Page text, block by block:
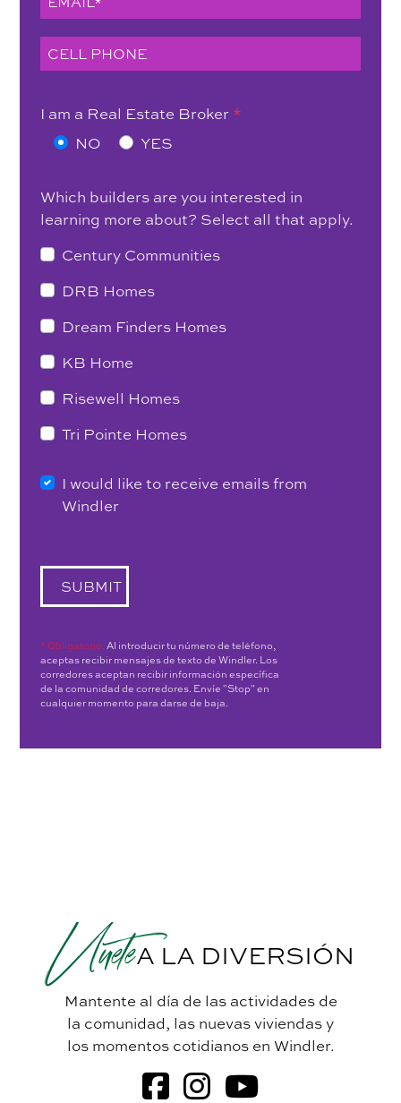
I am a Real Estate Broker *
NO
YES
Which builders are you interested in
learning more about? Select all that apply.
Century Communities
DRB Homes
Dream Finders Homes
KB Home
Risewell Homes
Tri Pointe Homes
I would like to receive emails from
Windler
SUBMIT
* Obligatorio. Al introducir tu número de teléfono,
aceptas recibir mensajes de texto de Windler. Los
corredores aceptan recibir información específica
de la comunidad de corredores. Envíe "Stop" en
cualquier momento para darse de baja.
ÚneteA LA DIVERSIÓN
Mantente al día de las actividades de
la comunidad, las nuevas viviendas y
los momentos cotidianos en Windler.
Windler en
Windler en
Windler en